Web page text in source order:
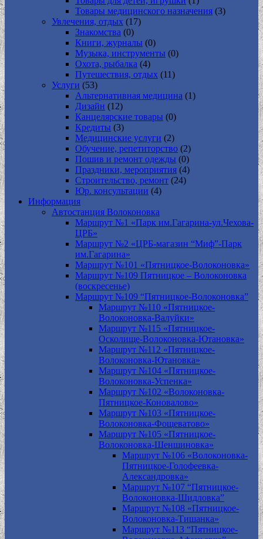
Товары медицинского назначения (3)
Увлечения, отдых (17)
Знакомства (0)
Книги, журналы (0)
Музыка, инструменты (0)
Охота, рыбалка (4)
Путешествия, отдых (11)
Услуги (53)
Альтернативная медицина (1)
Дизайн (12)
Канцелярские товары (0)
Кредиты (3)
Медицинские услуги (2)
Обучение, репетиторство (2)
Пошив и ремонт одежды (0)
Праздники, мероприятия (4)
Строительство, ремонт (24)
Юр. консультации (4)
Информация
Автостанция Волоконовка
Маршрут №1 «Парк им.Гагарина-ул.Чехова-
ЦРБ»
Маршрут №2 «ЦРБ-магазин “Миф”-Парк
им.Гагарина»
Маршрут №101 «Пятницкое-Волоконовка»
Маршрут №109 Пятницкое – Волоконовка
(воскресенье)
Маршрут №109 “Пятницкое-Волоконовка”
Маршрут №110 «Пятницкое-
Волоконовка-Валуйки»
Маршрут №115 «Пятницкое-
Осколище-Волоконовка-Ютановка»
Маршрут №112 «Пятницкое-
Волоконовка-Ютановка»
Маршрут №104 «Пятницкое-
Волоконовка-Успенка»
Маршрут №102 «Волоконовка-
Пятницкое-Коновалово»
Маршрут №103 «Пятницкое-
Волоконовка-Фощеватово»
Маршрут №105 «Пятницкое-
Волоконовка-Шеншиновка»
Маршрут №106 «Волоконовка-
Пятницкое-Голофеевка-
Александровка»
Маршрут №107 “Пятницкое-
Волоконовка-Шидловка”
Маршрут №108 «Пятницкое-
Волоконовка-Тишанка»
Маршрут №113 “Пятницкое-